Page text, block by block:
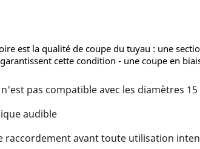
est la qualité de coupe du tuyau : une
cette condition - une coupe en
pas compatible avec les diamètres
audible
raccordement avant toute utilisation